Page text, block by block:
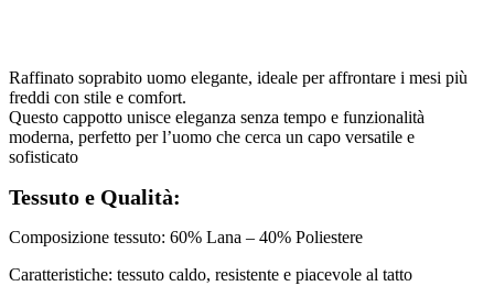
Raffinato soprabito uomo elegante, ideale per affrontare i mesi più
freddi con stile e comfort.
Questo cappotto unisce eleganza senza tempo e funzionalità
moderna, perfetto per l’uomo che cerca un capo versatile e
sofisticato
Tessuto e Qualità:
Composizione tessuto: 60% Lana – 40% Poliestere
Caratteristiche: tessuto caldo, resistente e piacevole al tatto